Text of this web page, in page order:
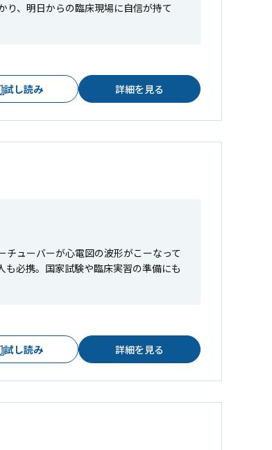
り、明日からの臨床現場に自信が持て
試し読み 詳細を見る
ューバーが心電図の波形がこーなって
必携。国家試験や臨床実習の準備にも
試し読み 詳細を見る